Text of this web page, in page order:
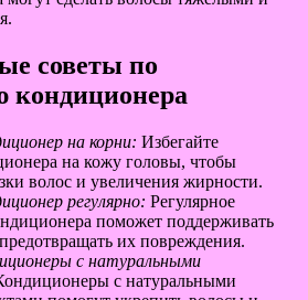
советы по
кондиционера
на корни: Избегайте
на кожу головы, чтобы
волос и увеличения жирности.
регулярно: Регулярное
поможет поддерживать
их повреждения.
с натуральными
с натуральными